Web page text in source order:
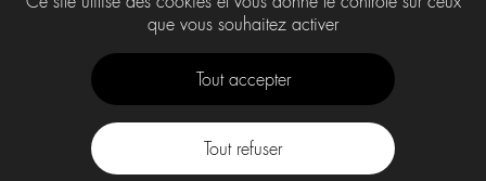
que vous souhaitez activer
Tout accepter
Tout refuser